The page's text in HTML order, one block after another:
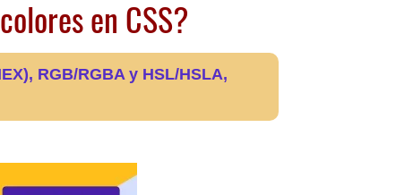
en CSS?
RGB/RGBA y HSL/HSLA,